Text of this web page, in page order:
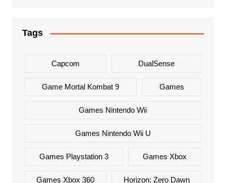
Tags
Capcom DualSense
Game Mortal Kombat 9 Games
Games Nintendo Wii
Games Nintendo Wii U
Games Playstation 3 Games Xbox
Games Xbox 360 Horizon: Zero Dawn